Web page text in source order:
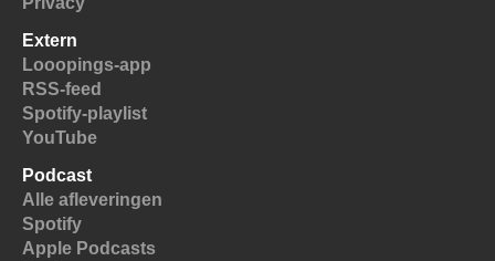
Extern
Looopings-app
RSS-feed
Spotify-playlist
YouTube
Podcast
Alle afleveringen
Spotify
Apple Podcasts